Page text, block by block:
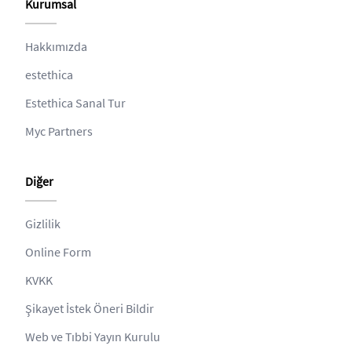
Kurumsal
Hakkımızda
estethica
Estethica Sanal Tur
Myc Partners
Diğer
Gizlilik
Online Form
KVKK
Şikayet İstek Öneri Bildir
Web ve Tıbbi Yayın Kurulu